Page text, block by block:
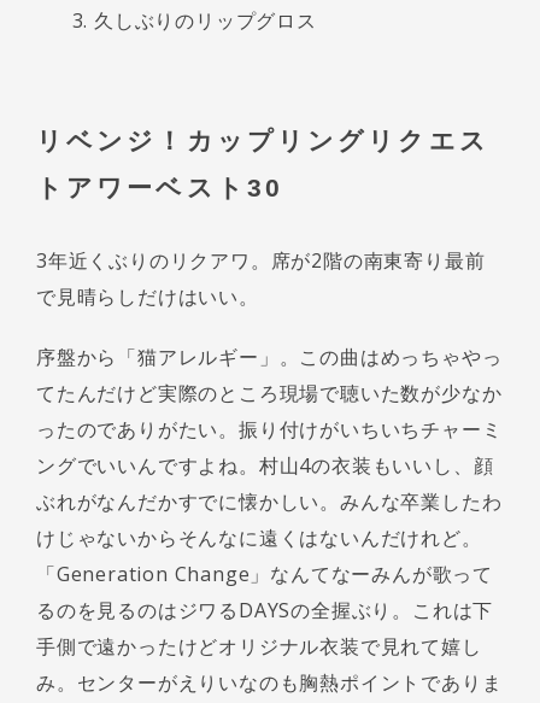
久しぶりのリップグロス
リベンジ！カップリングリクエス
トアワーベスト30
3年近くぶりのリクアワ。席が2階の南東寄り最前
で見晴らしだけはいい。
序盤から「猫アレルギー」。この曲はめっちゃやっ
てたんだけど実際のところ現場で聴いた数が少なか
ったのでありがたい。振り付けがいちいちチャーミ
ングでいいんですよね。村山4の衣装もいいし、顔
ぶれがなんだかすでに懐かしい。みんな卒業したわ
けじゃないからそんなに遠くはないんだけれど。
「Generation Change」なんてなーみんが歌って
るのを見るのはジワるDAYSの全握ぶり。これは下
手側で遠かったけどオリジナル衣装で見れて嬉し
み。センターがえりいなのも胸熱ポイントでありま